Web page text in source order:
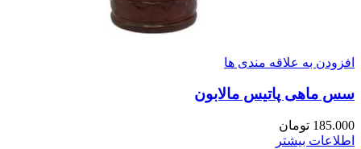
افزودن به علاقه مندی ها
سس ماهی پاتیس مالابون
185.000 تومان
اطلاعات بیشتر